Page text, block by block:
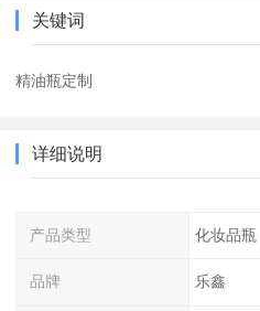
关键词
精油瓶定制
详细说明
产品类型 化妆品瓶
品牌 乐鑫